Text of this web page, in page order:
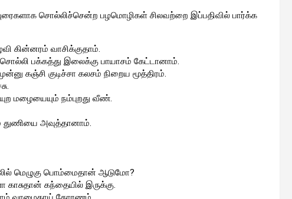
சொல்லிச்சென்ற பழமொழிகள் சிலவற்றை இப்பதிவில் பார்க்க
கின்னரம் வாசிக்குதாம்.
பக்கத்து இலைக்கு பாயாசம் கேட்டானாம்.
கஞ்சி குடிச்சா கலசம் நிறைய மூத்திரம்.
மழையையும் நம்புறது வீண்.
துணியை அவுத்தானாம்.
மெழுகு பொம்மைதான் ஆடுமோ?
காசுதான் கந்தையில் இருக்கு.